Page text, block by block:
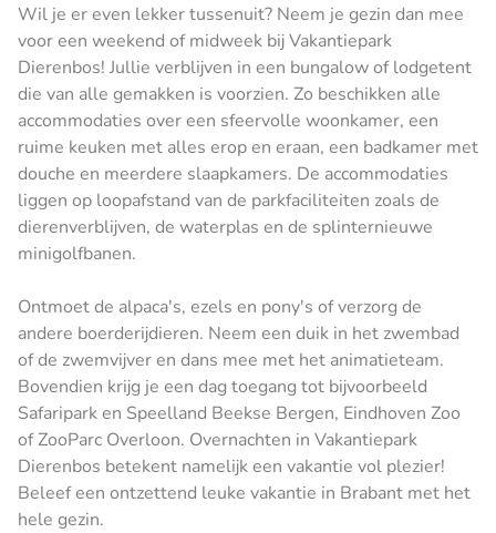
Wil je er even lekker tussenuit? Neem je gezin dan mee
voor een weekend of midweek bij Vakantiepark
Dierenbos! Jullie verblijven in een bungalow of lodgetent
die van alle gemakken is voorzien. Zo beschikken alle
accommodaties over een sfeervolle woonkamer, een
ruime keuken met alles erop en eraan, een badkamer met
douche en meerdere slaapkamers. De accommodaties
liggen op loopafstand van de parkfaciliteiten zoals de
dierenverblijven, de waterplas en de splinternieuwe
minigolfbanen.
Ontmoet de alpaca's, ezels en pony's of verzorg de
andere boerderijdieren. Neem een duik in het zwembad
of de zwemvijver en dans mee met het animatieteam.
Bovendien krijg je een dag toegang tot bijvoorbeeld
Safaripark en Speelland Beekse Bergen, Eindhoven Zoo
of ZooParc Overloon. Overnachten in Vakantiepark
Dierenbos betekent namelijk een vakantie vol plezier!
Beleef een ontzettend leuke vakantie in Brabant met het
hele gezin.